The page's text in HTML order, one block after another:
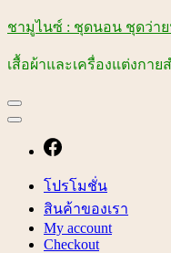
ชามูไนซ์ : ชุดนอน ชุดว่า
เสื้อผ้าและเครื่องแต่งกา
โปรโมชั่น
สินค้าของเรา
My account
Checkout